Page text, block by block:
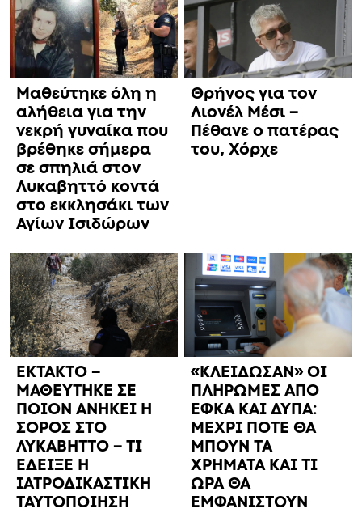
ΕΚΤΑΚΤΟ –
ΜΑΘΕΥΤΗΚΕ ΣΕ
ΠΟΙΟΝ ΑΝΗΚΕΙ Η
ΣΟΡΟΣ ΣΤΟ
ΛΥΚΑΒΗΤΤΟ – ΤΙ
ΕΔΕΙΞΕ Η
ΤΑΥΤΟΠΟΙΗΣΗ
«ΚΛΕΙΔΩΣΑΝ» ΟΙ
ΠΛΗΡΩΜΕΣ ΑΠΟ
ΕΜΦΑΝΙΣΤΟΥΝ
ΣΤΟΥΣ
ΛΟΓΑΡΙΑΣΜΟΥΣ